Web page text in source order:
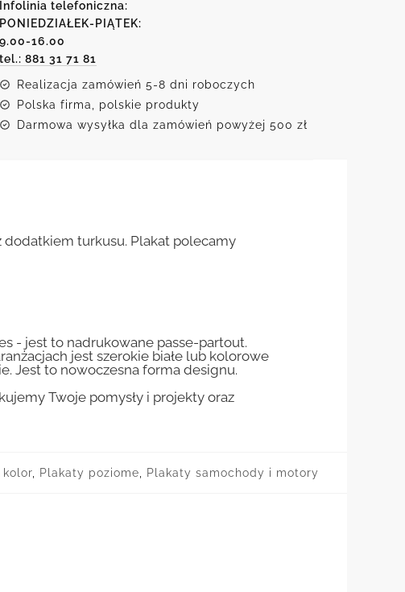
autem
Infolinia telefoniczna:
PONIEDZIAŁEK-PIĄTEK:
9.00-16.00
tel.: 881 31 71 81
Realizacja zamówień 5-8 dni roboczych
Polska firma, polskie produkty
Darmowa wysyłka dla zamówień powyżej 500 zł
dodatkiem turkusu. Plakat polecamy
- jest to nadrukowane passe-partout.
jest szerokie białe lub kolorowe
Jest to nowoczesna forma designu.
Twoje pomysły i projekty oraz
kolor Plakaty poziome Plakaty samochody i motory